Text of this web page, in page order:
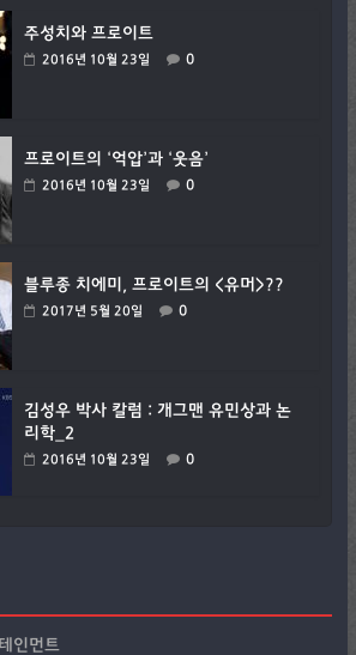
주성치와 프로이트
2016년 10월 23일 0
프로이트의 ‘억압’과 ‘웃음’
2016년 10월 23일 0
블루종 치에미, 프로이트의 <유머>??
2017년 5월 20일 0
김성우 박사 칼럼 : 개그맨 유민상과 논
리학_2
2016년 10월 23일 0
인먼트